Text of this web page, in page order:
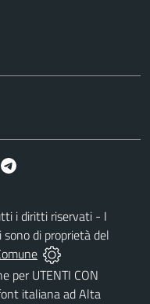
i diritti riservati - I
di proprietà del
per UTENTI CON
italiana ad Alta